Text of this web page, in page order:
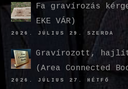
Fa gravírozás
EKE VÁR)
2026. JÚLIUS 29. SZERDA
Gravírozott,
(Area Connected
2026. JÚLIUS 27. HÉTFŐ